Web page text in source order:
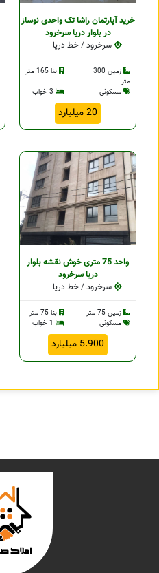
خرید آپارتمان راشا تک واحدی نوساز
در بلوار دریا سرخرود
سرخرود / خط دریا
زمین 300
متر
بنا 165 متر
مسکونی
20 میلیارد
واحد 75 متری خوش نقشه بلوار
دریا سرخرود
سرخرود / خط دریا
زمین 75 متر
بنا 75 متر
مسکونی
5.900 میلیارد